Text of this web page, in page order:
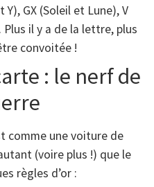
Y), GX (Soleil et Lune), V
il y a de la lettre, plus
convoitée !
: le nerf de
comme une voiture de
(voire plus !) que le
règles d’or :